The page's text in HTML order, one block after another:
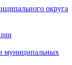
округа
муниципальных